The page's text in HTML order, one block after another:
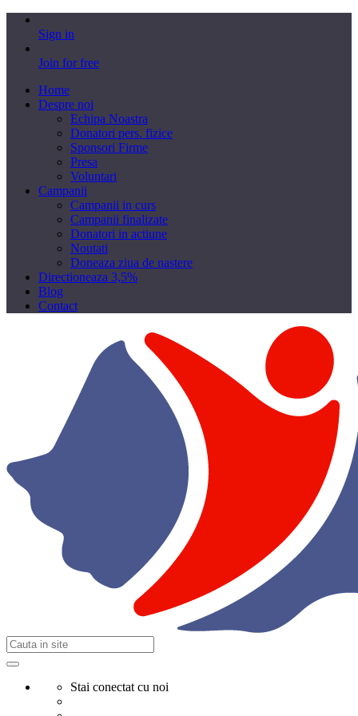
Sign in
Join for free
Home
Despre noi
Echipa Noastra
Donatori pers. fizice
Sponsori Firme
Presa
Voluntari
Campanii
Campanii in curs
Campanii finalizate
Donatori in actiune
Noutati
Doneaza ziua de nastere
Directioneaza 3,5%
Blog
Contact
Stai conectat cu noi